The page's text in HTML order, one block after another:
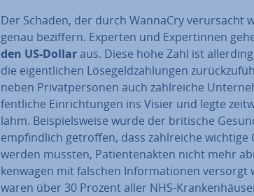
Der Schaden, der durch WannaCry ver­ur­sacht
genau beziffern. Experten und Ex­per­tin­nen
den US-Dollaraus. Diese hohe Zahl ist
die ei­gent­li­chen Lö­se­geld­zah­lun­gen
neben Pri­vat­per­so­nen auch zahl­rei­che
fent­li­che Ein­rich­tun­gen ins Visier und legte
lahm. Bei­spiels­wei­se wurde der britische
emp­find­lich getroffen, dass zahl­rei­che
werden mussten, Pa­ti­en­ten­ak­ten nicht mehr
ken­wa­gen mit falschen In­for­ma­tio­nen versorgt
waren über 30 Prozent aller NHS-